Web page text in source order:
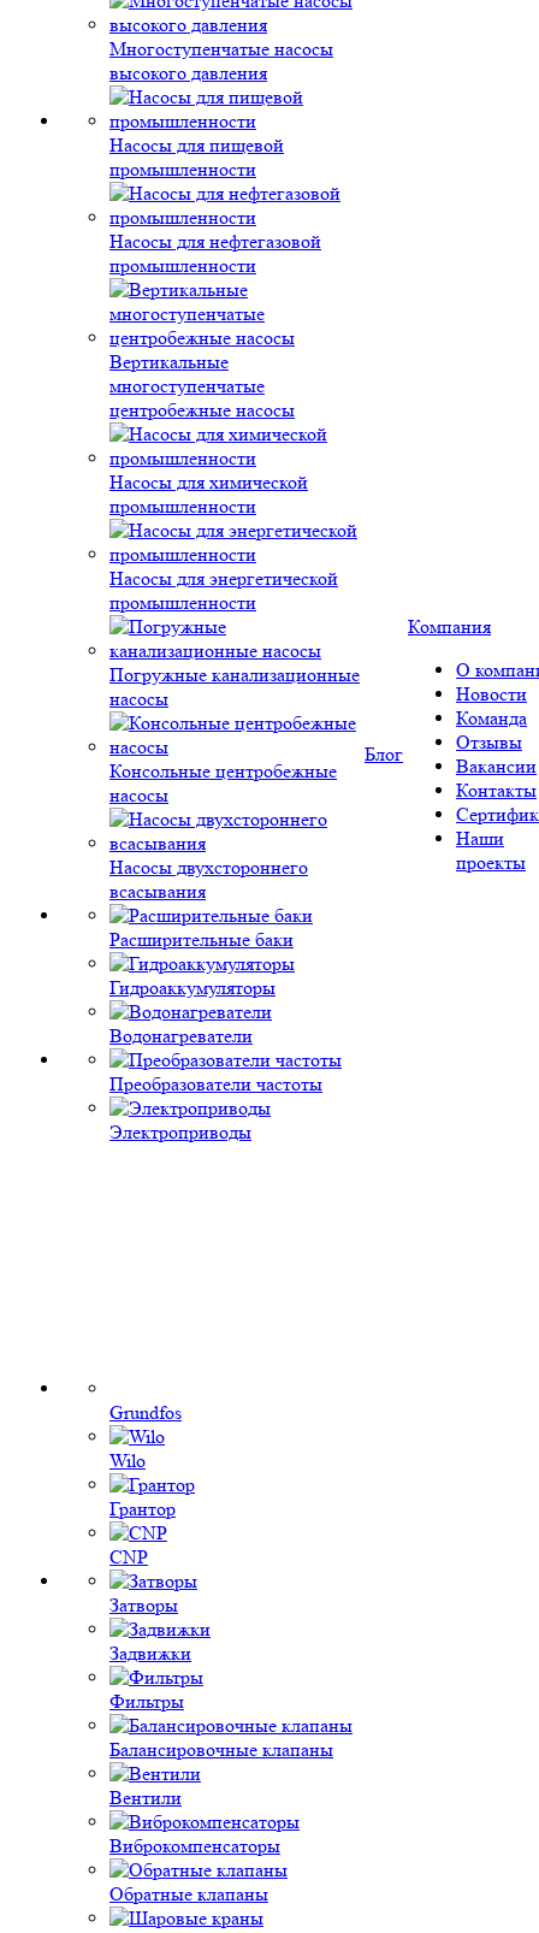
Многоступенчатые насосы
высокого давления
Насосы для пищевой
промышленности
Насосы для нефтегазовой
промышленности
Вертикальные
многоступенчатые
центробежные насосы
Насосы для химической
промышленности
Насосы для энергетической
промышленности
Погружные канализационные
насосы
Консольные центробежные
насосы
Насосы двухстороннего
всасывания
Расширительные баки
Гидроаккумуляторы
Водонагреватели
Преобразователи частоты
Электроприводы
Grundfos
Wilo
Грантор
CNP
Затворы
Задвижки
Фильтры
Балансировочные клапаны
Вентили
Виброкомпенсаторы
Обратные клапаны
Блог
Компания
О
Новости
Команда
Отзывы
Вакансии
Контакты
Наши
проекты